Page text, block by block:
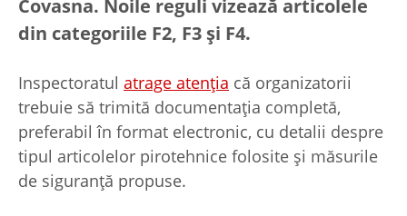
Covasna. Noile reguli vizează articolele
din categoriile F2, F3 și F4.
Inspectoratul atrage atenția că organizatorii
trebuie să trimită documentația completă,
preferabil în format electronic, cu detalii despre
tipul articolelor pirotehnice folosite și măsurile
de siguranță propuse.